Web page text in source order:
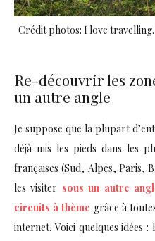
Crédit photos: I love
Re-découvrir les
un autre angle
Je suppose que la plupart
déjà mis les pieds dans les
françaises (Sud, Alpes, Paris,
les visiter sous un autre
circuits à thème grâce à
internet. Voici quelques idées